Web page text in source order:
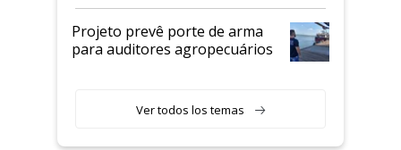
Projeto prevê porte de arma
para auditores agropecuários
Ver todos los temas